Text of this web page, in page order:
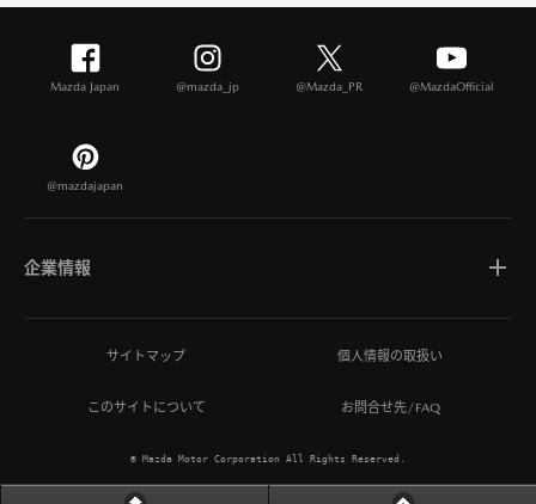
Mazda Japan @mazda_jp @Mazda_PR @MazdaOfficial
@mazdajapan
企業情報
マツダについて
ひとを想う価値創造
サイトマップ 個人情報の取扱い
このサイトについて お問合せ先/FAQ
© Mazda Motor Corporation All Rights Reserved.